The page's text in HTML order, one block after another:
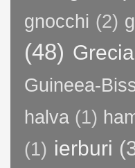
gnocchi (2)
(48) Grecia
Guineea-
halva (1)
(1) ierburi